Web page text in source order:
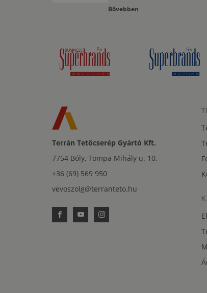
Bővebben
Terrán Tetőcserép Gyártó Kft.
7754 Bóly, Tompa Mihály u. 10.
+36 (69) 569 950
vevoszolg@terranteto.hu